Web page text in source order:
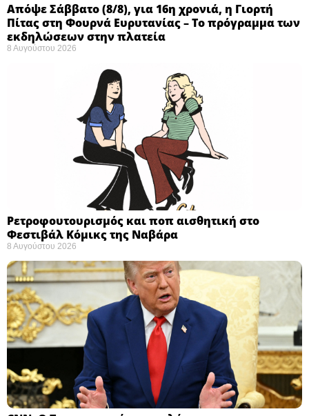
Απόψε Σάββατο (8/8), για 16η χρονιά, η Γιορτή
Πίτας στη Φουρνά Ευρυτανίας – Το πρόγραμμα των
εκδηλώσεων στην πλατεία
8 Αυγούστου 2026
Ρετροφουτουρισμός και ποπ αισθητική στο
Φεστιβάλ Κόμικς της Ναβάρα ​
8 Αυγούστου 2026